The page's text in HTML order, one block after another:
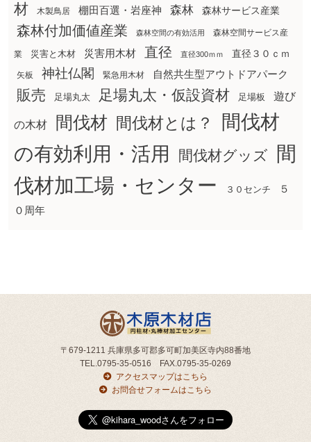
材
木製鳥居 棚田百選・岩座神 森林 森林サービス産業
森林付加価値産業 森林空間の有効活用 森林空間サービス産
業 災害と木材 災害用木材 直径 直径300ｍｍ 直径３０ｃｍ
矢板 神社仏閣 緊急用木材 自然共生型アウトドアパーク
販売 足場丸太 足場丸太・仮設資材 足場板 遊び
の木材 間伐材 間伐材とは？
間伐材
の有効利用・活用
間伐材グッズ
間
伐材加工場・センター
３０センチ
５
０周年
〒679-1211 兵庫県多可郡多可町加美区寺内88番地
TEL.0795-35-0516 FAX.0795-35-0269
アクセスマップはこちら
お問合せフォームはこちら